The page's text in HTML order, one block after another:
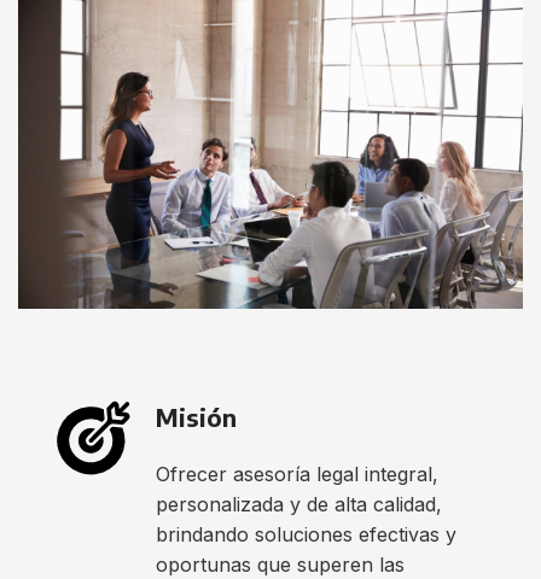
Misión
Ofrecer asesoría legal integral,
personalizada y de alta calidad,
brindando soluciones efectivas y
oportunas que superen las